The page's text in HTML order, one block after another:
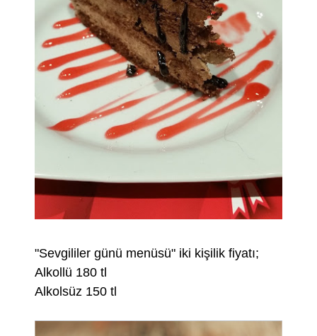
"Sevgililer günü menüsü" iki kişilik fiyatı;
Alkollü 180 tl
Alkolsüz 150 tl